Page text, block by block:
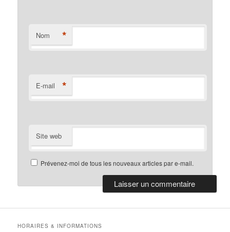
Nom *
E-mail *
Site web
Prévenez-moi de tous les nouveaux articles par e-mail.
HORAIRES & INFORMATIONS